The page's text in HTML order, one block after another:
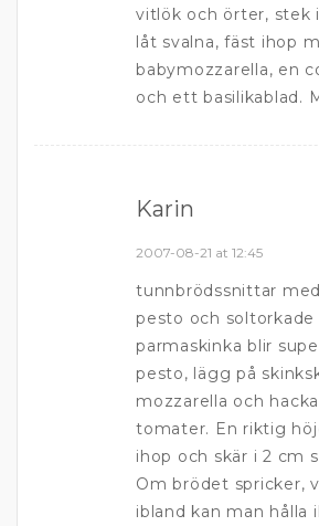
vitlök och örter, stek
låt svalna, fäst ihop
babymozzarella, en
och ett basilikablad.
Karin
2007-08-21 at 12:45
tunnbrödssnittar
pesto och
parmaskinka blir
pesto, lägg på
mozzarella och
tomater. En riktig
ihop och skär i 2 cm
Om brödet spricker,
ibland kan man hålla